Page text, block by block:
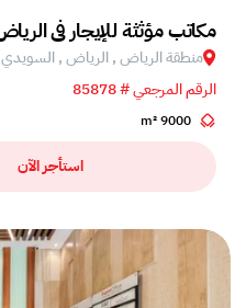
مكاتب مؤثثة للإيجار في
منطقة الرياض , الرياض , السويدي
الرقم المرجعي # 85878
9000 m²
استأجر الآن